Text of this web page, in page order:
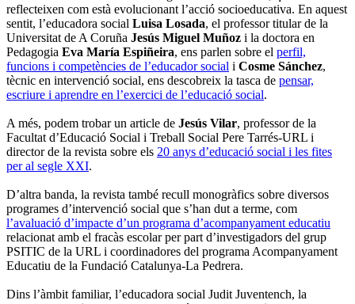
reflecteixen com està evolucionant l’acció socioeducativa. En aquest
sentit, l’educadora social Luisa Losada, el professor titular de la
Universitat de A Coruña Jesús Miguel Muñoz i la doctora en
Pedagogia Eva María Espiñeira, ens parlen sobre el perfil,
funcions i competències de l’educador social i Cosme Sánchez,
tècnic en intervenció social, ens descobreix la tasca de pensar,
escriure i aprendre en l’exercici de l’educació social.
A més, podem trobar un article de Jesús Vilar, professor de la
Facultat d’Educació Social i Treball Social Pere Tarrés-URL i
director de la revista sobre els 20 anys d’educació social i les fites
per al segle XXI.
D’altra banda, la revista també recull monogràfics sobre diversos
programes d’intervenció social que s’han dut a terme, com
l’avaluació d’impacte d’un programa d’acompanyament educatiu
relacionat amb el fracàs escolar per part d’investigadors del grup
PSITIC de la URL i coordinadores del programa Acompanyament
Educatiu de la Fundació Catalunya-La Pedrera.
Dins l’àmbit familiar, l’educadora social Judit Juventench, la